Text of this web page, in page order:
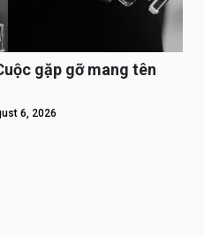
gặp gỡ mang tên
6, 2026